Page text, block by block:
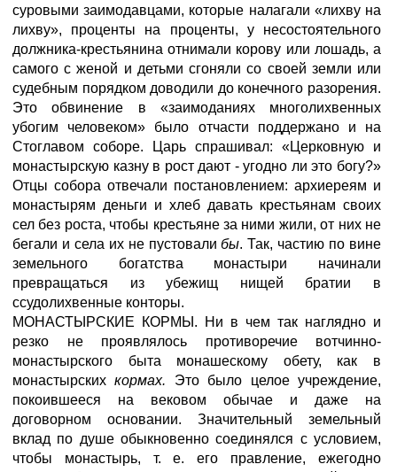
суровыми заимодавцами, которые налагали «лихву на
лихву», проценты на проценты, у несостоятельного
должника-крестьянина отнимали корову или лошадь, а
самого с женой и детьми сгоняли со своей земли или
судебным порядком доводили до конечного разорения.
Это обвинение в «заимоданиях многолихвенных
убогим человеком» было отчасти поддержано и на
Стоглавом соборе. Царь спрашивал: «Церковную и
монастырскую казну в рост дают - угодно ли это богу?»
Отцы собора отвечали постановлением: архиереям и
монастырям деньги и хлеб давать крестьянам своих
сел без роста, чтобы крестьяне за ними жили, от них не
бегали и села их не пустовалибы. Так, частию по вине
земельного богатства монастыри начинали
превращаться из убежищ нищей братии в
ссудолихвенные конторы.
МОНАСТЫРСКИЕ КОРМЫ.
Ни в чем так наглядно и
резко не проявлялось противоречие вотчинно-
монастырского быта монашескому обету, как в
монастырскихкормах. Это было целое учреждение,
покоившееся на вековом обычае и даже на
договорном основании. Значительный земельный
вклад по душе обыкновенно соединялся с условием,
чтобы монастырь, т. е. его правление, ежегодно